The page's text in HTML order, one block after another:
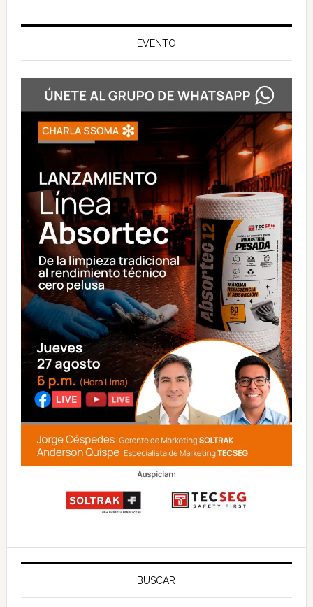
EVENTO
BUSCAR